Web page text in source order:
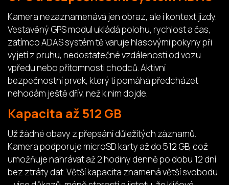
Kamera nezaznamenává jen obraz, ale i kontext jízdy.
Vestavěný GPS modul ukládá polohu, rychlost a čas,
zatímco ADAS systém tě varuje hlasovými pokyny při
vyjetí z pruhu, nedostatečné vzdálenosti od vozu
vpředu nebo přítomnosti chodců. Aktivní
bezpečnostní prvek, který ti pomáhá předcházet
nehodám ještě dřív, než k nim dojde.
Kapacita až 512 GB
Už žádné obavy z přepsání důležitých záznamů.
Kamera podporuje microSD karty až do 512 GB, což
umožňuje nahrávat až 2 hodiny denně po dobu 12 dní
bez ztráty dat. Větší kapacita znamená větší svobodu